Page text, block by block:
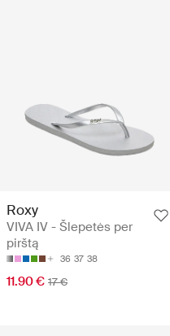
Roxy
VIVA IV - Šlepetės per
pirštą
36 37 38
11.90 € 17 €